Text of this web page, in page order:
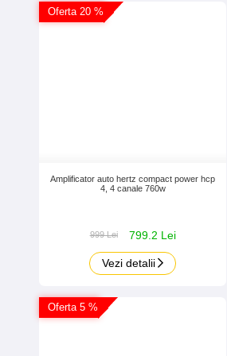
Oferta 20 %
Amplificator auto hertz compact power hcp
4, 4 canale 760w
999 Lei 799.2 Lei
Vezi detalii
Oferta 5 %